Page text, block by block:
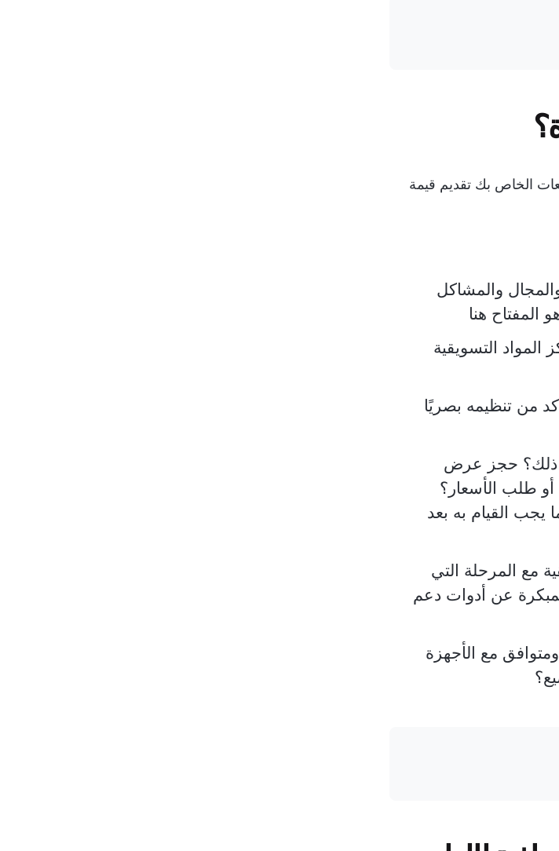
الخاص بك تقديم قيمة
والمجال والمشاكل
المفتاح هنا
المواد التسويقية
من تنظيمه بصريًا
ذلك؟ حجز عرض
طلب الأسعار؟
يجب القيام به بعد
مع المرحلة التي
عن أدوات دعم
مع الأجهزة